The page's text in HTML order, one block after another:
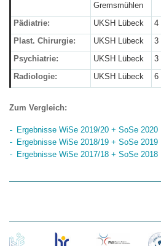
Gremsmühlen
Pädiatrie: UKSH Lübeck 4
Plast. Chirurgie:
UKSH Lübeck 3
Psychiatrie:
UKSH Lübeck 3
Radiologie:
UKSH Lübeck 6
Zum Vergleich:
Ergebnisse WiSe 2019/20 + SoSe 2020
Ergebnisse WiSe 2018/19 + SoSe 2019
Ergebnisse WiSe 2017/18 + SoSe 2018